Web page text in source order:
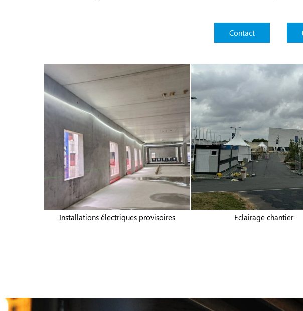
Contact
Installations électriques provisoires Eclairage chantier